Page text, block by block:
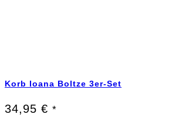
Korb Ioana Boltze 3er-Set
34,95 € *